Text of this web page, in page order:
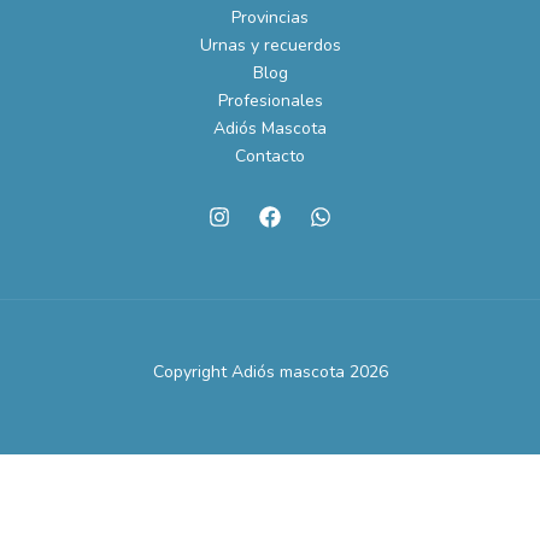
Provincias
Urnas y recuerdos
Blog
Profesionales
Adiós Mascota
Contacto
Copyright Adiós mascota 2026